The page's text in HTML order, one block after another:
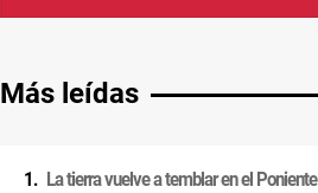
Más leídas
La tierra vuelve a temblar en el Poniente